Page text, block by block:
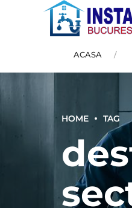
ACASA
HOME TAG